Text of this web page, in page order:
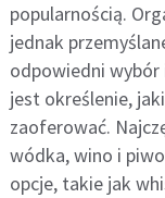
popularnością.
jednak
odpowiedni
jest określenie,
zaoferować.
wódka, wino i
opcje, takie jak